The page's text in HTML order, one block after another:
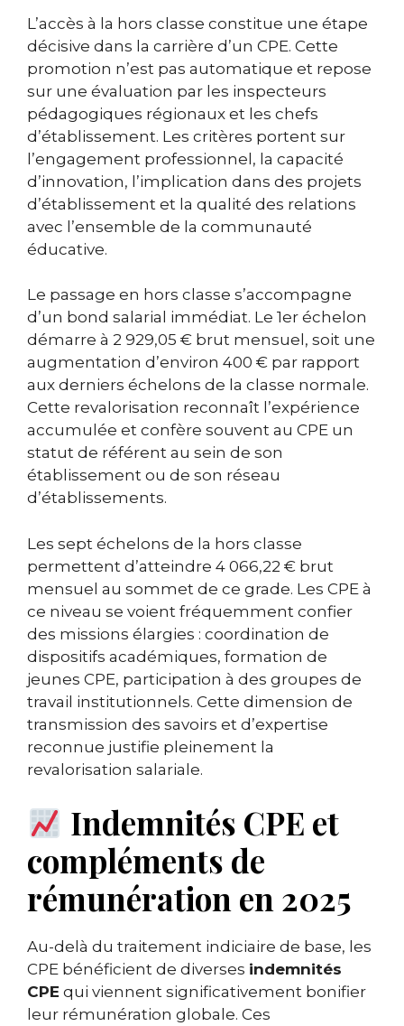
L’accès à la hors classe constitue une étape
décisive dans la carrière d’un CPE. Cette
promotion n’est pas automatique et repose
sur une évaluation par les inspecteurs
pédagogiques régionaux et les chefs
d’établissement. Les critères portent sur
l’engagement professionnel, la capacité
d’innovation, l’implication dans des projets
d’établissement et la qualité des relations
avec l’ensemble de la communauté
éducative.
Le passage en hors classe s’accompagne
d’un bond salarial immédiat. Le 1er échelon
démarre à 2 929,05 € brut mensuel, soit une
augmentation d’environ 400 € par rapport
aux derniers échelons de la classe normale.
Cette revalorisation reconnaît l’expérience
accumulée et confère souvent au CPE un
statut de référent au sein de son
établissement ou de son réseau
d’établissements.
Les sept échelons de la hors classe
permettent d’atteindre 4 066,22 € brut
mensuel au sommet de ce grade. Les CPE à
ce niveau se voient fréquemment confier
des missions élargies : coordination de
dispositifs académiques, formation de
jeunes CPE, participation à des groupes de
travail institutionnels. Cette dimension de
transmission des savoirs et d’expertise
reconnue justifie pleinement la
revalorisation salariale.
Indemnités CPE et
compléments de
rémunération en 2025
Au-delà du traitement indiciaire de base, les
CPE bénéficient de diverses indemnités
CPE qui viennent significativement bonifier
leur rémunération globale. Ces